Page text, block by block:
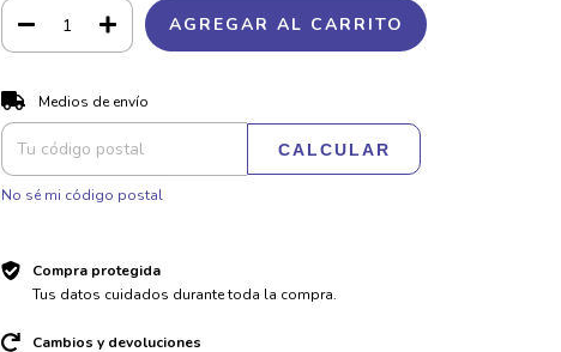
Entregas para el CP:
Medios de envío
CALCULAR
No sé mi código postal
Compra protegida
Tus datos cuidados durante toda la compra.
Cambios y devoluciones